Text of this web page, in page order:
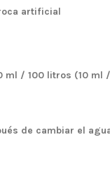
artificial
ml / 100 litros (10
de cambiar el